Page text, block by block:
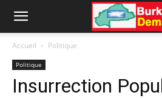
Accueil Politique
Politique
Insurrection